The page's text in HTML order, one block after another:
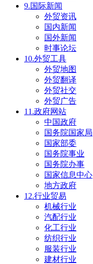
9.国际新闻
外贸资讯
国内新闻
国外新闻
时事论坛
10.外贸工具
外贸地图
外贸翻译
外贸社交
外贸广告
11.政府网站
中国政府
国务院国家局
国家部委
国务院事业
国务院办事
国家信息中心
地方政府
12.行业贸易
机械行业
汽配行业
化工行业
纺织行业
服装行业
建材行业